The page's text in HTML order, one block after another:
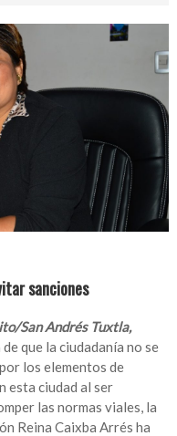
sanciones
San Andrés Tuxtla,
que la ciudadanía no se
los elementos de
esta ciudad al ser
las normas viales, la
Reina Caixba Arrés ha